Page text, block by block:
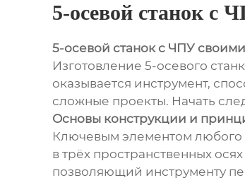
5-осевой станок с
5-осевой станок с ЧПУ
Изготовление 5-осевого
оказывается инструмент,
сложные проекты. Начать
Основы конструкции и
Ключевым элементом любого
в трёх пространственных
позволяющий инструменту